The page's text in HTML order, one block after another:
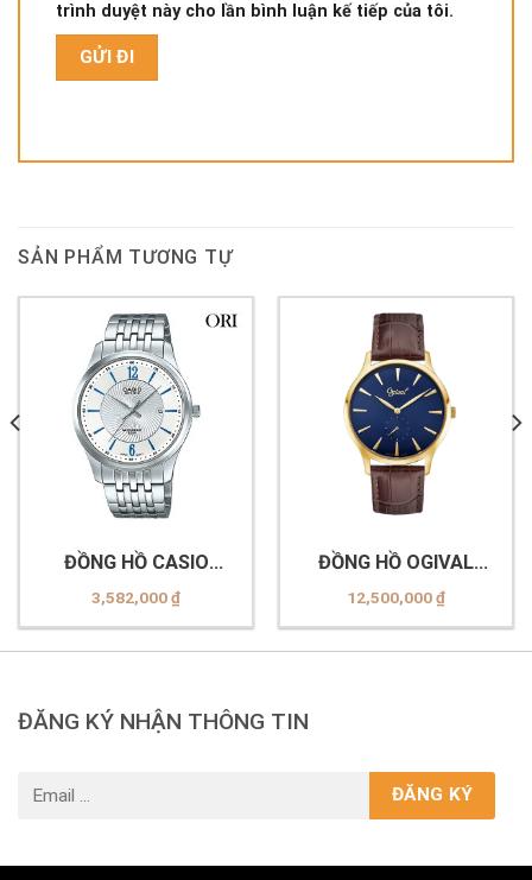
trình duyệt này cho lần bình luận kế tiếp của tôi.
SẢN PHẨM TƯƠNG TỰ
ĐỒNG HỒ CASIO
BEM-151D-7AVDF
3,582,000₫
ĐỒNG HỒ OGIVAL
OG350 (-30MK-GL
Xanh)
12,500,000₫
ĐĂNG KÝ NHẬN THÔNG TIN